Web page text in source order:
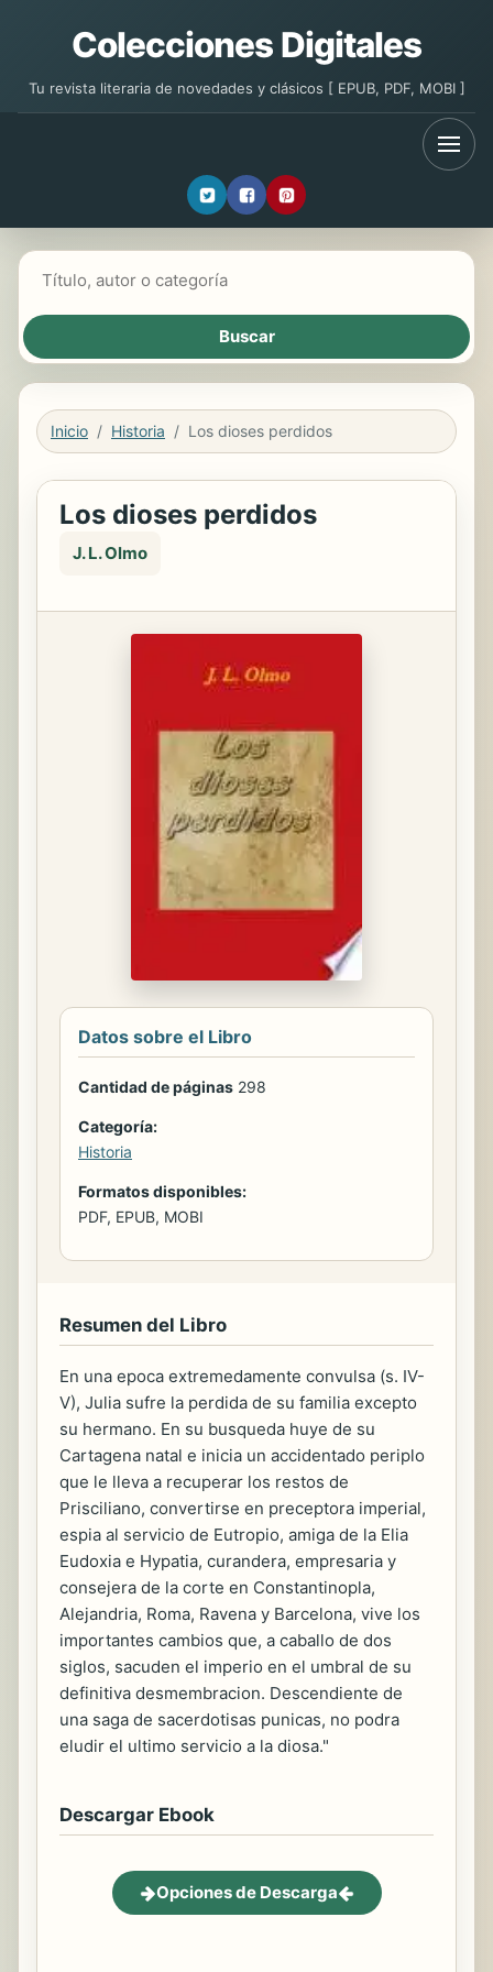
Colecciones Digitales
Tu revista literaria de novedades y clásicos [ EPUB, PDF, MOBI ]
Inicio Historia Los dioses perdidos
Los dioses perdidos
J. L. Olmo
Datos sobre el Libro
Cantidad de páginas 298
Categoría:
Historia
Formatos disponibles:
PDF, EPUB, MOBI
Resumen del Libro
En una epoca extremedamente convulsa (s. IV-
V), Julia sufre la perdida de su familia excepto
su hermano. En su busqueda huye de su
Cartagena natal e inicia un accidentado periplo
que le lleva a recuperar los restos de
Prisciliano, convertirse en preceptora imperial,
espia al servicio de Eutropio, amiga de la Elia
Eudoxia e Hypatia, curandera, empresaria y
consejera de la corte en Constantinopla,
Alejandria, Roma, Ravena y Barcelona, vive los
importantes cambios que, a caballo de dos
siglos, sacuden el imperio en el umbral de su
definitiva desmembracion. Descendiente de
una saga de sacerdotisas punicas, no podra
eludir el ultimo servicio a la diosa."
Descargar Ebook
Opciones de Descarga